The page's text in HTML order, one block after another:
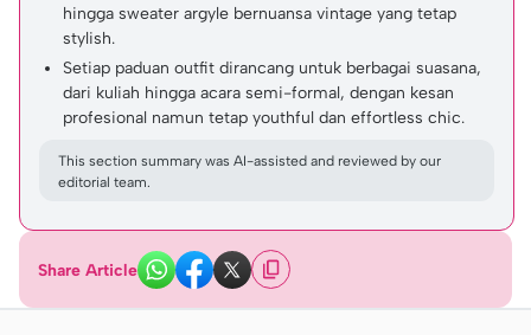
hingga sweater argyle bernuansa vintage yang tetap
stylish.
Setiap paduan outfit dirancang untuk berbagai suasana,
dari kuliah hingga acara semi-formal, dengan kesan
profesional namun tetap youthful dan effortless chic.
This section summary was AI-assisted and reviewed by our
editorial team.
Share Article